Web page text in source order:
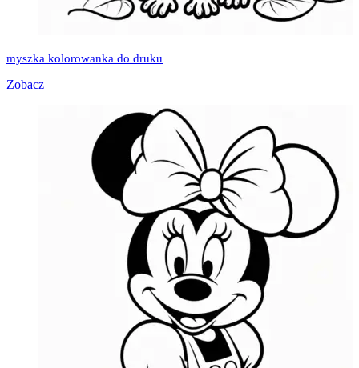
myszka kolorowanka do druku
Zobacz